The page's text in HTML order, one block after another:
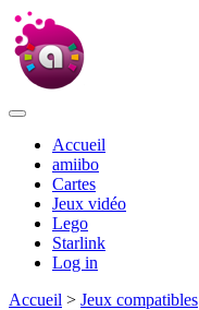
Accueil
amiibo
Cartes
Jeux vidéo
Lego
Starlink
Log in
Accueil > Jeux compatibles